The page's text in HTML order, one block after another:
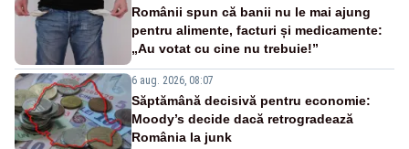
Românii spun că banii nu le mai ajung
pentru alimente, facturi și medicamente:
„Au votat cu cine nu trebuie!”
6 aug. 2026, 08:07
Săptămână decisivă pentru economie:
Moody’s decide dacă retrogradează
România la junk